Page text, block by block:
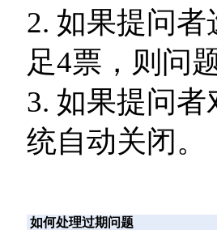
2. 如果提问
足4票，则问
3. 如果提问
统自动关闭。
如何处理过期问题